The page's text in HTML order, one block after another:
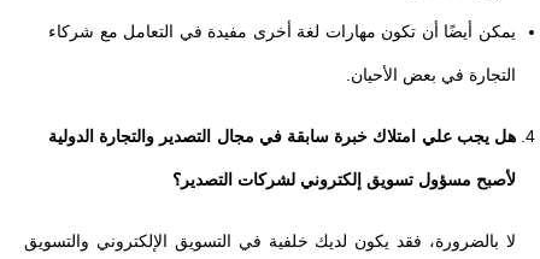
يمكن أيضًا أن تكون مهارات لغة أخرى مفيدة في التعامل مع شركاء
التجارة في بعض الأحيان.
هل يجب علي امتلاك خبرة سابقة في مجال التصدير والتجارة الدولية
لأصبح مسؤول تسويق إلكتروني لشركات التصدير؟
لا بالضرورة، فقد يكون لديك خلفية في التسويق الإلكتروني والتسويق